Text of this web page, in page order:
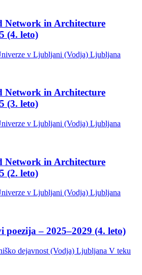
Network in Architecture
(4. leto)
v Ljubljani (Vodja) Ljubljana
Network in Architecture
(3. leto)
v Ljubljani (Vodja) Ljubljana
Network in Architecture
(2. leto)
v Ljubljani (Vodja) Ljubljana
poezija – 2025–2029 (4. leto)
dejavnost (Vodja) Ljubljana V teku